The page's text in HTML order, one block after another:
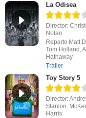
La Odisea
Director:
Nolan
Reparto Matt
Tom Holland,
Hathaway
Tráiler
Toy Story 5
Director:
Stanton,
Harris